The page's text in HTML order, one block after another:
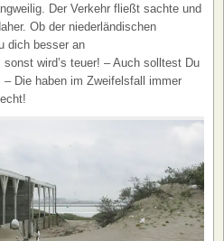
Der Verkehr fließt sachte und
Ob der niederländischen
dich besser an
wird’s teuer! – Auch solltest Du
Die haben im Zweifelsfall immer